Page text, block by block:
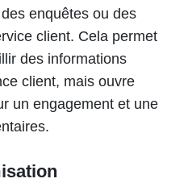
enquêtes ou des
client. Cela permet
des informations
client, mais ouvre
un engagement et une